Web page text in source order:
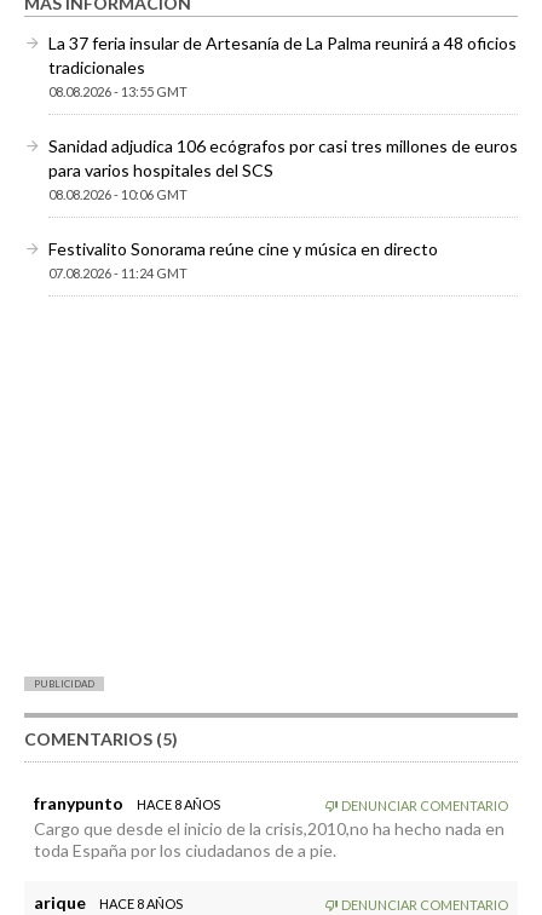
La 37 feria insular de Artesanía de La Palma reunirá a 48 oficios
tradicionales
08.08.2026 - 13:55 GMT
Sanidad adjudica 106 ecógrafos por casi tres millones de euros
para varios hospitales del SCS
08.08.2026 - 10:06 GMT
Festivalito Sonorama reúne cine y música en directo
07.08.2026 - 11:24 GMT
PUBLICIDAD
COMENTARIOS (5)
franypunto HACE 8 AÑOS DENUNCIAR COMENTARIO
Cargo que desde el inicio de la crisis,2010,no ha hecho nada en
toda España por los ciudadanos de a pie.
arique HACE 8 AÑOS DENUNCIAR COMENTARIO